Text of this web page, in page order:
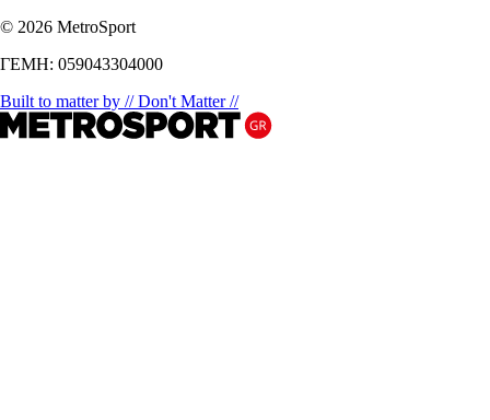
© 2026 MetroSport
ΓΕΜΗ: 059043304000
Built to matter by // Don't Matter //